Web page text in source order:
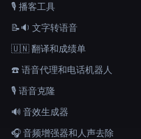
🎙️ 播客工具
📝🔉 文字转语音
🇺🇳 翻译和成绩单
☎️ 语音代理和电话机器人
🎙️ 语音克隆
🔊 音效生成器
🎧 音频增强器和人声去除